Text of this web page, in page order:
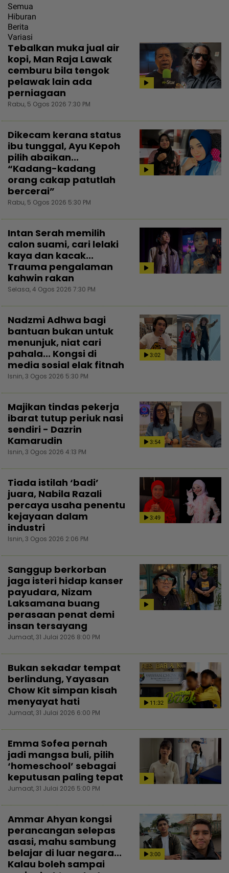
Semua
Hiburan
Berita
Variasi
Tebalkan muka jual air
kopi, Man Raja Lawak
cemburu bila tengok
pelawak lain ada
perniagaan
Rabu, 5 Ogos 2026 7:30 PM
Dikecam kerana status
ibu tunggal, Ayu Kepoh
pilih abaikan...
“Kadang-kadang
orang cakap patutlah
bercerai”
Rabu, 5 Ogos 2026 5:30 PM
Intan Serah memilih
calon suami, cari lelaki
kaya dan kacak...
Trauma pengalaman
kahwin rakan
Selasa, 4 Ogos 2026 7:30 PM
3:02
Nadzmi Adhwa bagi
bantuan bukan untuk
menunjuk, niat cari
pahala... Kongsi di
media sosial elak fitnah
Isnin, 3 Ogos 2026 5:30 PM
3:54
Majikan tindas pekerja
ibarat tutup periuk nasi
sendiri - Dazrin
Kamarudin
Isnin, 3 Ogos 2026 4:13 PM
3:49
Tiada istilah ‘badi’
juara, Nabila Razali
percaya usaha penentu
kejayaan dalam
industri
Isnin, 3 Ogos 2026 2:06 PM
Sanggup berkorban
jaga isteri hidap kanser
payudara, Nizam
Laksamana buang
perasaan penat demi
insan tersayang
Jumaat, 31 Julai 2026 8:00 PM
11:32
Bukan sekadar tempat
berlindung, Yayasan
Chow Kit simpan kisah
menyayat hati
Jumaat, 31 Julai 2026 6:00 PM
Emma Sofea pernah
jadi mangsa buli, pilih
‘homeschool’ sebagai
keputusan paling tepat
Jumaat, 31 Julai 2026 5:00 PM
3:00
Ammar Ahyan kongsi
perancangan selepas
asasi, mahu sambung
belajar di luar negara...
Kalau boleh sampai